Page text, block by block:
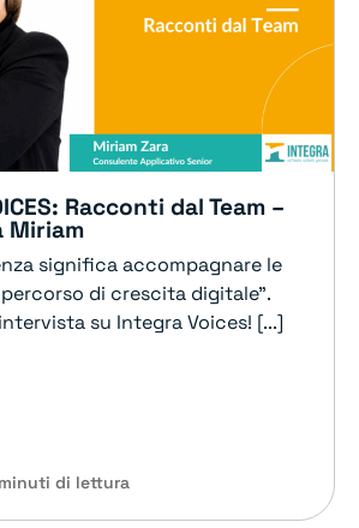
Racconti dal Team –
Miriam
significa accompagnare le
di crescita digitale".
su Integra Voices! [...]
di lettura